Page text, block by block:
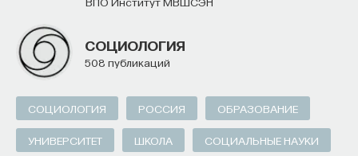
СОЦИОЛОГИЯ
508 публикаций
СОЦИОЛОГИЯ РОССИЯ ОБРАЗОВАНИЕ
УНИВЕРСИТЕТ ШКОЛА СОЦИАЛЬНЫЕ НАУКИ